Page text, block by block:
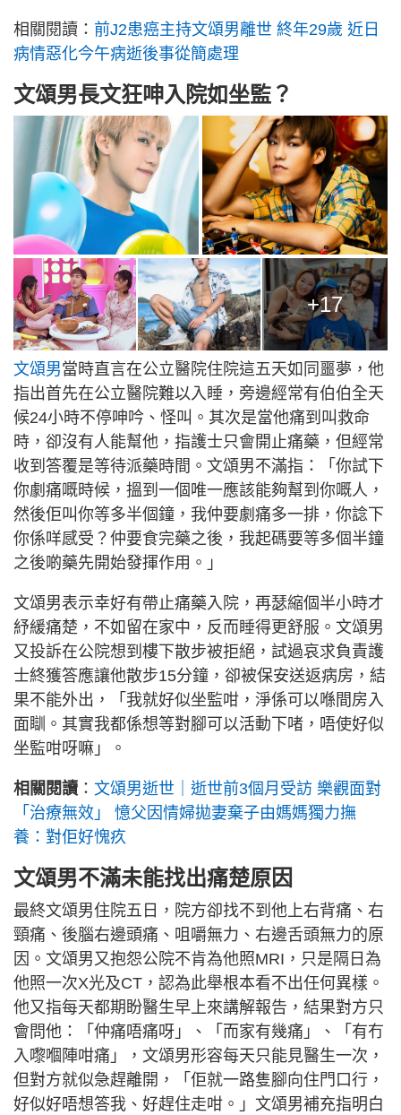
相關閱讀： 前J2患癌主持文頌男離世 終年29歲 近日
病情惡化今午病逝後事從簡處理
文頌男長文狂呻入院如坐監？
+17
文頌男當時直言在公立醫院住院這五天如同噩夢，他
指出首先在公立醫院難以入睡，旁邊經常有伯伯全天
候24小時不停呻吟、怪叫。其次是當他痛到叫救命
時，卻沒有人能幫他，指護士只會開止痛藥，但經常
收到答覆是等待派藥時間。文頌男不滿指：「你試下
你劇痛嘅時候，搵到一個唯一應該能夠幫到你嘅人，
然後佢叫你等多半個鐘，我仲要劇痛多一排，你諗下
你係咩感受？仲要食完藥之後，我起碼要等多個半鐘
之後啲藥先開始發揮作用。」
文頌男表示幸好有帶止痛藥入院，再瑟縮個半小時才
紓緩痛楚，不如留在家中，反而睡得更舒服。文頌男
又投訴在公院想到樓下散步被拒絕，試過哀求負責護
士終獲答應讓他散步15分鐘，卻被保安送返病房，結
果不能外出，「我就好似坐監咁，淨係可以喺間房入
面瞓。其實我都係想等對腳可以活動下啫，唔使好似
坐監咁呀嘛」。
相關閱讀 ： 文頌男逝世｜逝世前3個月受訪 樂觀面對
「治療無效」 憶父因情婦拋妻棄子由媽媽獨力撫
養：對佢好愧疚
文頌男不滿未能找出痛楚原因
最終文頌男住院五日，院方卻找不到他上右背痛、右
頸痛、後腦右邊頭痛、咀嚼無力、右邊舌頭無力的原
因。文頌男又抱怨公院不肯為他照MRI，只是隔日為
他照一次X光及CT，認為此舉根本看不出任何異樣。
他又指每天都期盼醫生早上來講解報告，結果對方只
會問他：「仲痛唔痛呀」、「而家有幾痛」、「有冇
入嚟嗰陣咁痛」，文頌男形容每天只能見醫生一次，
但對方就似急趕離開，「佢就一路隻腳向住門口行，
好似好唔想答我、好趕住走咁。」文頌男補充指明白